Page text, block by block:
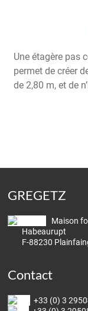
Une étagère pas
permet de créer
de 2,80 m, et de
GREGETZ
Maison
Habeaurupt
F-88230
Contact
+33 (0) 3